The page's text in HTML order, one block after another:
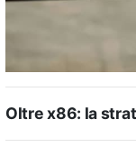
Oltre x86: la